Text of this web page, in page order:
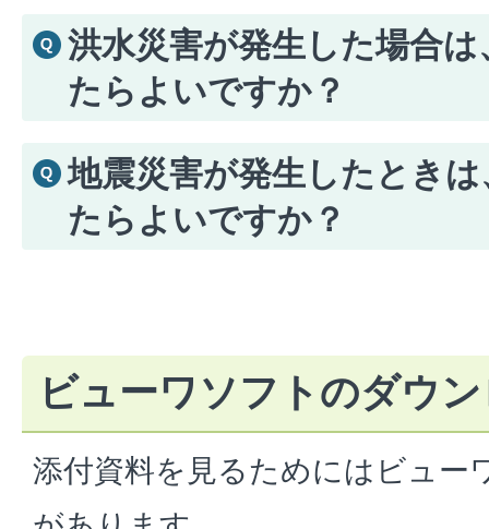
洪水災害が発生した場合
たらよいですか？
地震災害が発生したとき
たらよいですか？
ビューワソフトのダウ
添付資料を見るためにはビュー